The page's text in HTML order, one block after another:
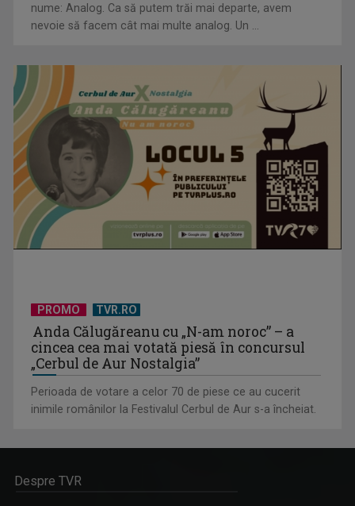
nume: Analog. Ca să putem trăi mai departe, avem
nevoie să facem cât mai multe analog. Un ...
PROMO TVR.RO
Anda Călugăreanu cu „N-am noroc” – a
cincea cea mai votată piesă în concursul
„Cerbul de Aur Nostalgia”
Perioada de votare a celor 70 de piese ce au cucerit
inimile românilor la Festivalul Cerbul de Aur s-a încheiat.
Despre TVR